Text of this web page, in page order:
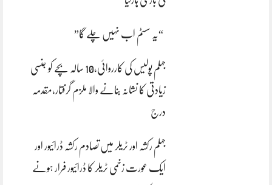
“یہ سسٹم اب نہیں چلے گا”
جہلم پولیس کی کارروائی،10 سالہ بچے کو جنسی
زیادتی کا نشانہ بنانے والا ملزم گرفتار،مقدمہ
درج
جہلم رکشہ اور ٹریلر میں تصادم رکشہ ڈرائیور اور
ایک عورت زخمی ٹریلر کا ڈرائیور فرار ہونے